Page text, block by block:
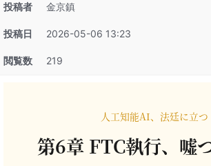
投稿者 金京鎮
投稿日 2026-05-06 13:23
閲覧数 219
人工知能AI、法廷に立つ
第6章 FTC執行、嘘